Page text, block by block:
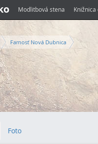
Modlitbová stena
Farnosť Nová Dubnica
Foto